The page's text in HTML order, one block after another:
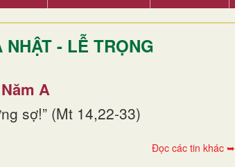
- LỄ TRỌNG
A
sợ!” (Mt 14,22-33)
Đọc các tin khác ➥